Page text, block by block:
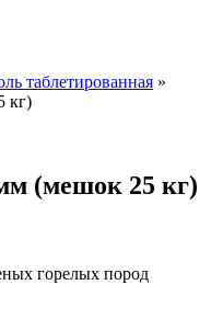
таблетированная »
кг)
(мешок 25 кг)
горелых пород